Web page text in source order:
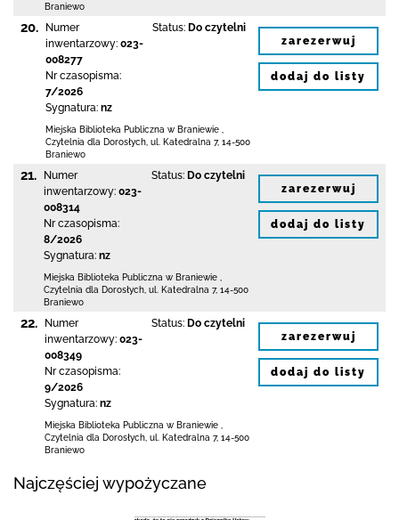
Braniewo
20.
Numer
inwentarzowy: 023-
008277
Nr czasopisma:
7/2026
Sygnatura: nz
Status: Do czytelni
Miejska Biblioteka Publiczna w Braniewie
Czytelnia dla Dorosłych, ul. Katedralna 7, 14-500
Braniewo
zarezerwuj
dodaj do listy
21.
Numer
inwentarzowy: 023-
008314
Nr czasopisma:
8/2026
Sygnatura: nz
Status: Do czytelni
Miejska Biblioteka Publiczna w Braniewie
Czytelnia dla Dorosłych, ul. Katedralna 7, 14-500
Braniewo
zarezerwuj
dodaj do listy
22.
Numer
inwentarzowy: 023-
008349
Nr czasopisma:
9/2026
Sygnatura: nz
Status: Do czytelni
Miejska Biblioteka Publiczna w Braniewie
Czytelnia dla Dorosłych, ul. Katedralna 7, 14-500
Braniewo
zarezerwuj
dodaj do listy
Najczęściej wypożyczane